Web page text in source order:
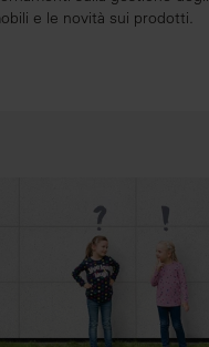
e le novità sui prodotti.